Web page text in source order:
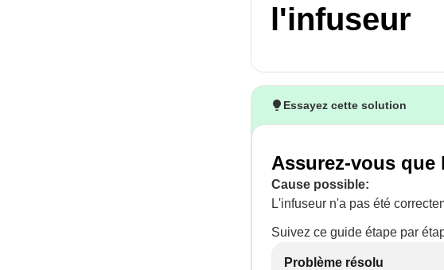
l'infuseur
Essayez cette solution
Assurez-vous
Cause possible:
L'infuseur n'a pas été
Suivez ce guide étape par
Problème résolu